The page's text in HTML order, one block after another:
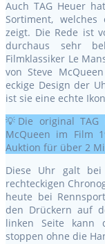
Auch TAG Heuer
Sortiment, welches
zeigt. Die Rede ist
durchaus sehr
Filmklassiker Le
von Steve
eckige Design der
ist sie eine echte
💡Die original TAG
McQueen im Film
Auktion für über 2
Diese Uhr galt
rechteckigen
heute bei
den Drückern auf
linken Seite kann
stoppen ohne die